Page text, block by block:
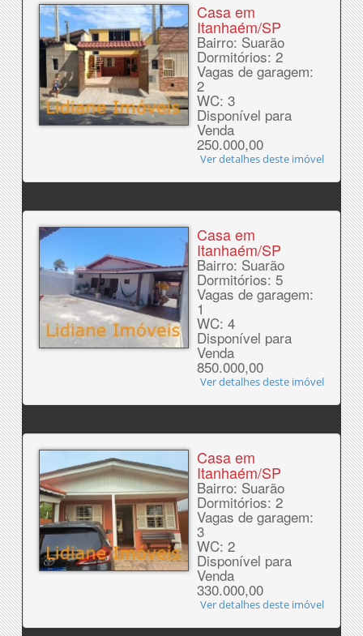
Casa em
Itanhaém/SP
Bairro: Suarão
Dormitórios: 2
Vagas de garagem:
2
WC: 3
Disponível para
Venda
250.000,00
Ver detalhes deste imóvel
Casa em
Itanhaém/SP
Bairro: Suarão
Dormitórios: 5
Vagas de garagem:
1
WC: 4
Disponível para
Venda
850.000,00
Ver detalhes deste imóvel
Casa em
Itanhaém/SP
Bairro: Suarão
Dormitórios: 2
Vagas de garagem:
3
WC: 2
Disponível para
Venda
330.000,00
Ver detalhes deste imóvel